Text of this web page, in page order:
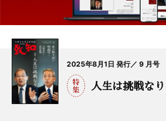
2025年8月1日 発行／ 9 月号
人生は挑戦なり